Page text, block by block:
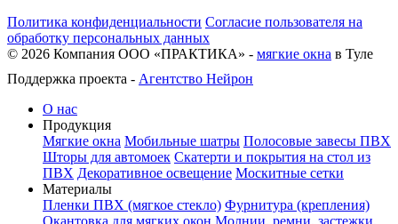
Политика конфиденциальности Согласие пользователя на
обработку персональных данных
© 2026 Компания ООО «ПРАКТИКА» - мягкие окна в Туле
Поддержка проекта - Агентство Нейрон
О нас
Продукция
Мягкие окна Мобильные шатры Полосовые завесы ПВХ
Шторы для автомоек Скатерти и покрытия на стол из
ПВХ Декоративное освещение Москитные сетки
Материалы
Пленки ПВХ (мягкое стекло) Фурнитура (крепления)
Окантовка для мягких окон Молнии, ремни, застежки,